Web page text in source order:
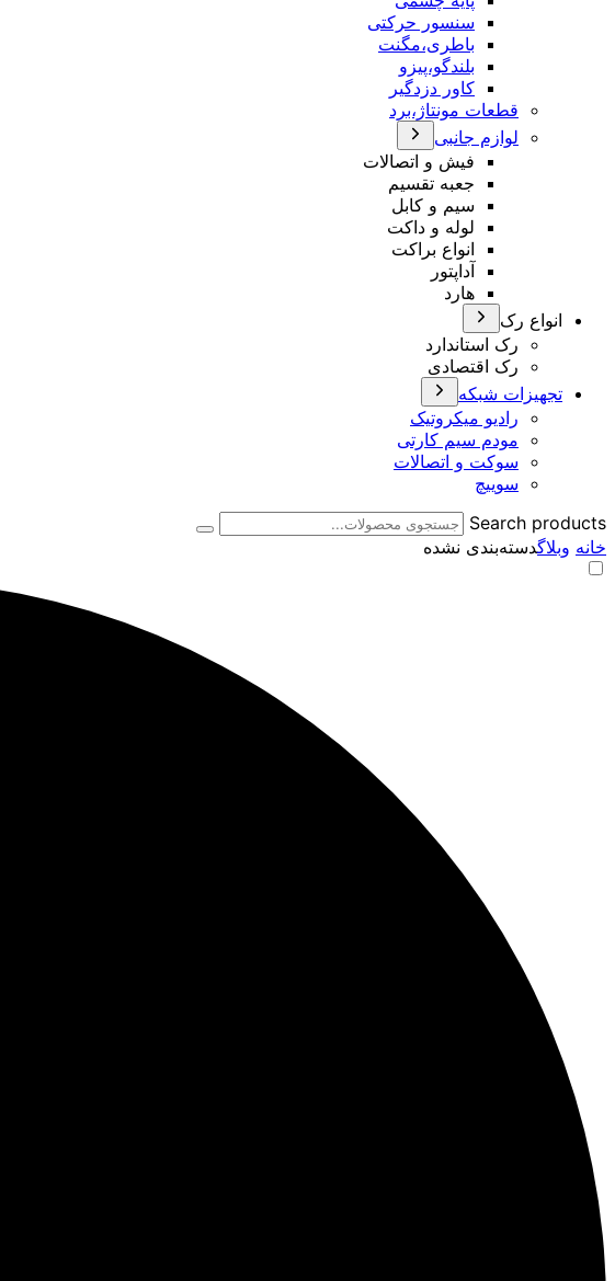
سنسور حرکتی
باطری،مگنت
بلندگو،پیزو
کاور دزدگیر
قطعات مونتاژ،برد
لوازم جانبی
فیش و اتصالات
جعبه تقسیم
سیم و کابل
لوله و داکت
انواع براکت
آداپتور
هارد
انواع رک
رک استاندارد
رک اقتصادی
تجهیزات شبکه
رادیو میکروتیک
مودم سیم کارتی
سوکت و اتصالات
سوییچ
Search products
خانه وبلاگدسته‌بندی نشده